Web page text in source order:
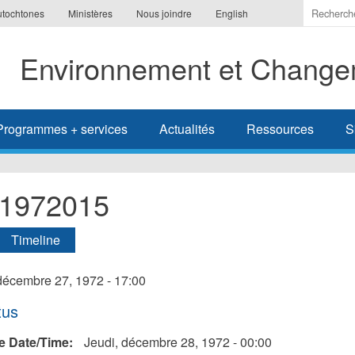
Ministères Nous joindre English
Indiquer
les
à
Environnement et
+ services Actualités Ressources
actif)
Timeline
27, 1972 - 17:00
Date/Time:
Jeudi, décembre 28, 1972 - 00:00